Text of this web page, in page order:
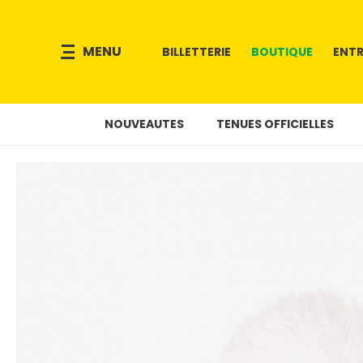
MENU BILLETTERIE BOUTIQUE
NOUVEAUTES TENUES OFFICIELLES